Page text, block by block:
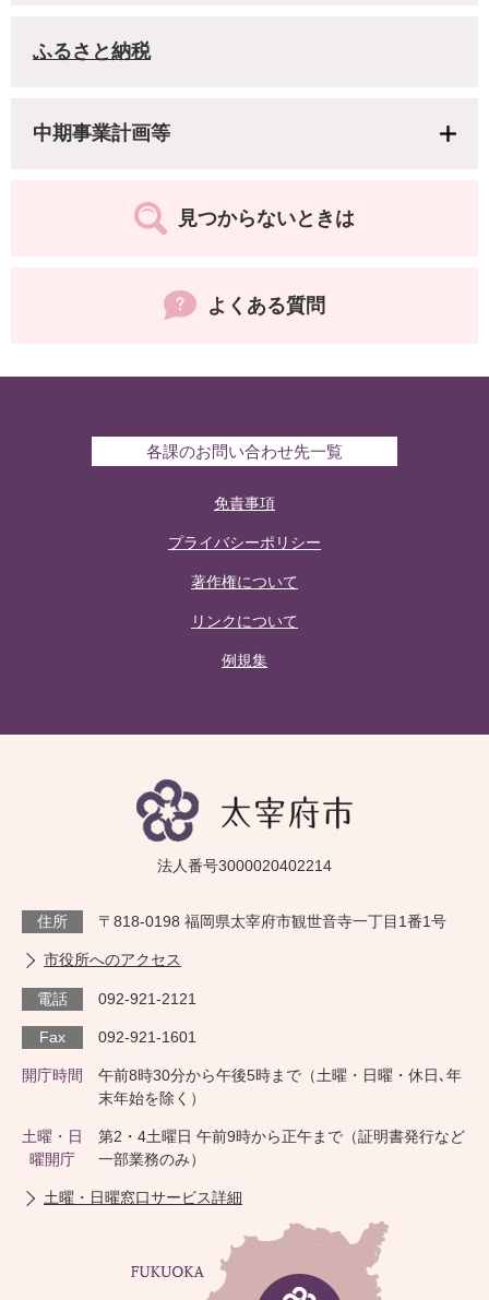
ふるさと納税
中期事業計画等
見つからないときは
よくある質問
各課のお問い合わせ先一覧
免責事項
プライバシーポリシー
著作権について
リンクについて
例規集
法人番号3000020402214
住所 〒818-0198 福岡県太宰府市観世音寺一丁目1番1号
市役所へのアクセス
電話 092-921-2121
Fax 092-921-1601
開庁時間
午前8時30分から午後5時まで（土曜・日曜・休日､年
末年始を除く）
土曜・日
曜開庁
第2・4土曜日 午前9時から正午まで（証明書発行など
一部業務のみ）
土曜・日曜窓口サービス詳細